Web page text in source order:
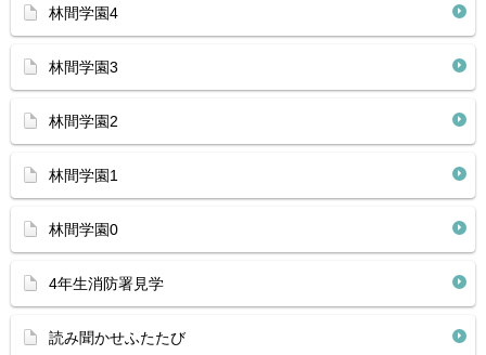
林間学園4
林間学園3
林間学園2
林間学園1
林間学園0
4年生消防署見学
読み聞かせふたたび